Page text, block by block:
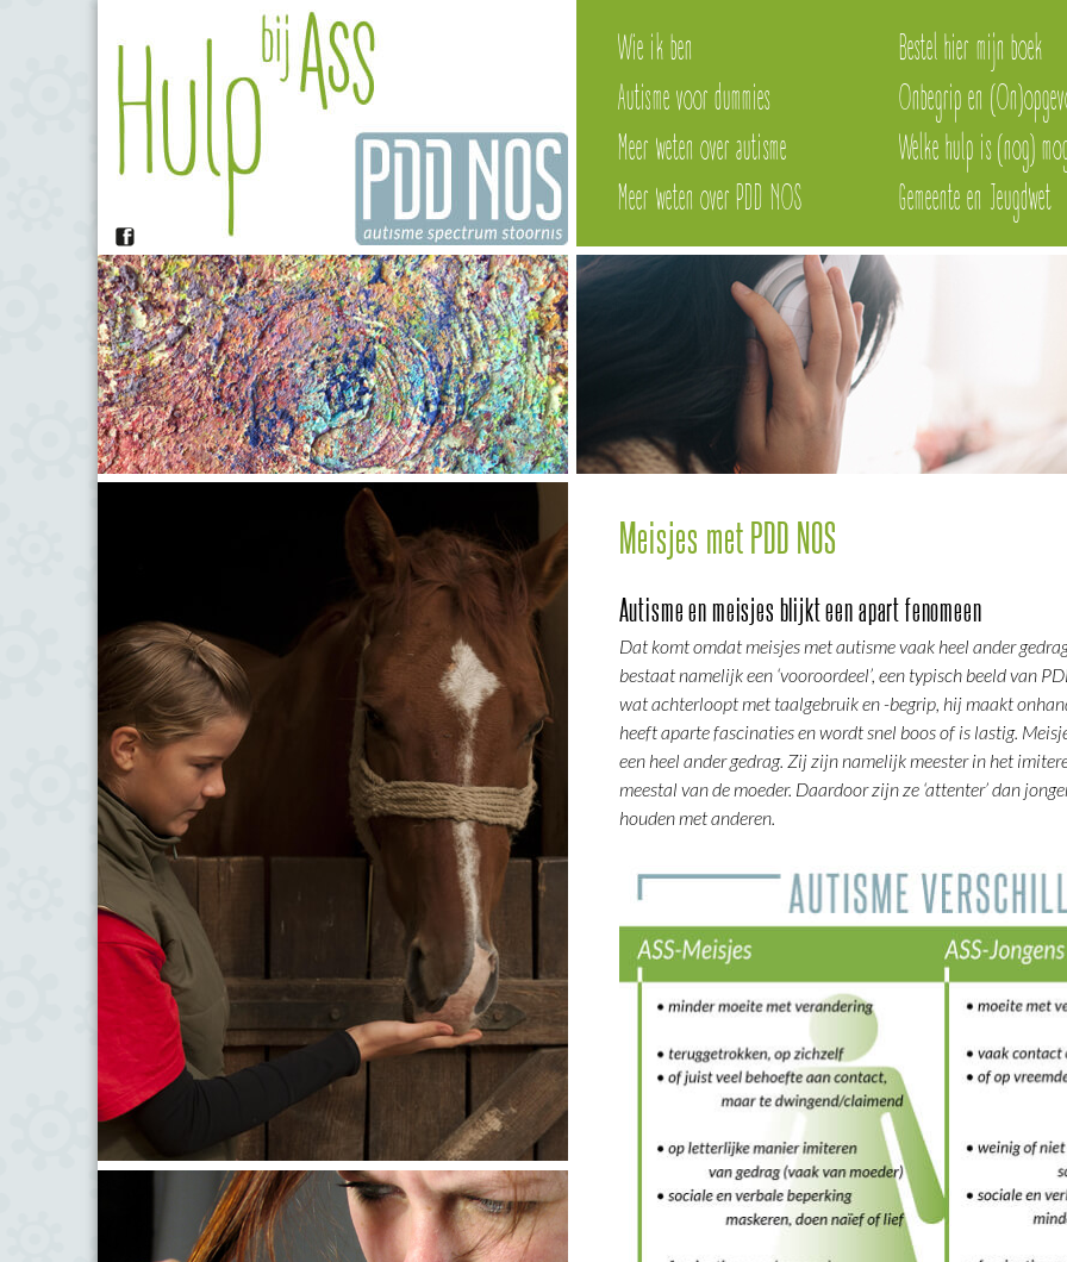
Wie ik ben Bestel hier mijn boek
Autisme voor dummies
Onbegrip en
Meer weten over autisme
Welke hulp is (nog)
Meer weten over PDD NOS
Gemeente en Jeugdwet
Meisjes met PDD NOS
Autisme en meisjes blijkt een apart fenomeen
Dat komt omdat meisjes met autisme vaak heel ander
bestaat namelijk een ‘vooroordeel’, een typisch beeld van
wat achterloopt met taalgebruik en -begrip, hij maakt
heeft aparte fascinaties en wordt snel boos of is lastig.
een heel ander gedrag. Zij zijn namelijk meester in het
meestal van de moeder. Daardoor zijn ze ‘attenter’ dan
houden met anderen.